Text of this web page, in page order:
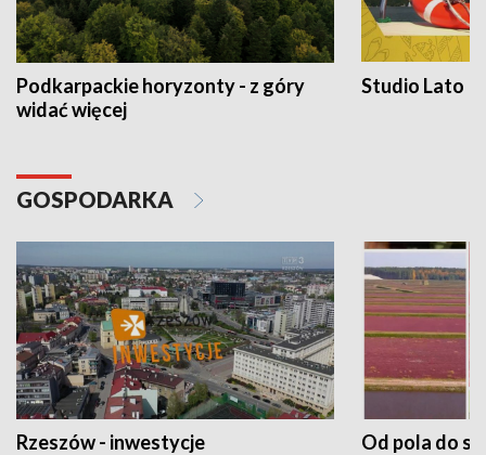
Podkarpackie horyzonty - z góry
widać więcej
Studio Lato
GOSPODARKA
Rzeszów - inwestycje Od pola do